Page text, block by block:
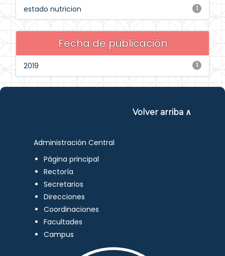
1
estado nutricion
Fecha de publicación
1
2019
Volver arriba ∧
Administración Central
Página principal
Rectoría
Secretarios
Direcciones
Coordinaciones
Facultades
Campus